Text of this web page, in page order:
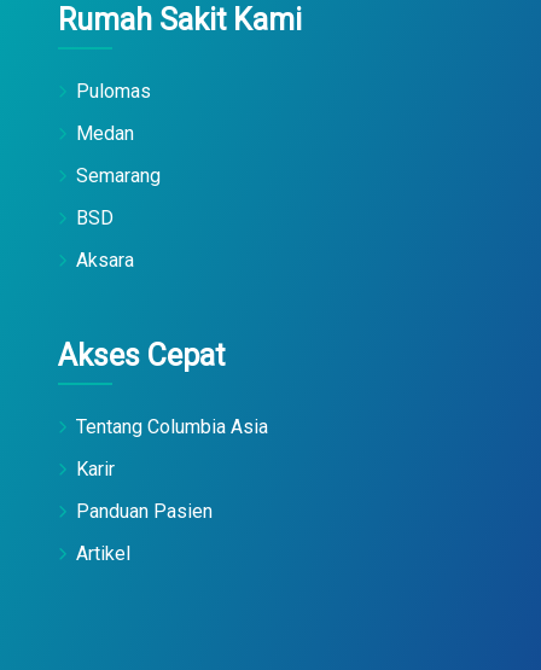
Rumah Sakit Kami
Pulomas
Medan
Semarang
BSD
Aksara
Akses Cepat
Tentang Columbia Asia
Karir
Panduan Pasien
Artikel